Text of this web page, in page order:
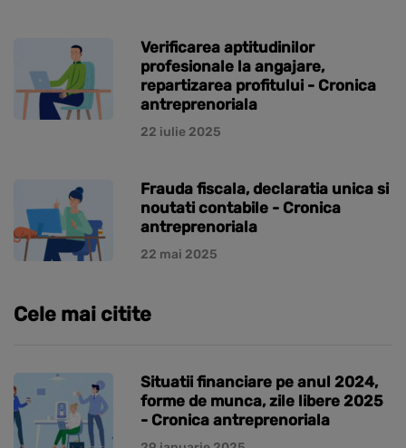
Verificarea aptitudinilor
profesionale la angajare,
repartizarea profitului - Cronica
antreprenoriala
22 iulie 2025
Frauda fiscala, declaratia unica si
noutati contabile - Cronica
antreprenoriala
22 mai 2025
Cele mai citite
Situatii financiare pe anul 2024,
forme de munca, zile libere 2025
- Cronica antreprenoriala